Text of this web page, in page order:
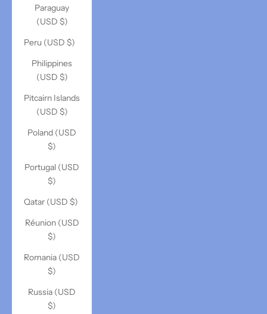
Paraguay
(USD $)
Peru (USD $)
Philippines
(USD $)
Pitcairn Islands
(USD $)
Poland (USD
$)
Portugal (USD
$)
Qatar (USD $)
Réunion (USD
$)
Romania (USD
$)
Russia (USD
$)